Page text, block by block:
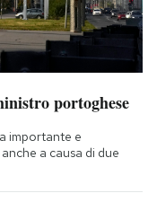
portoghese
importante e
a causa di due